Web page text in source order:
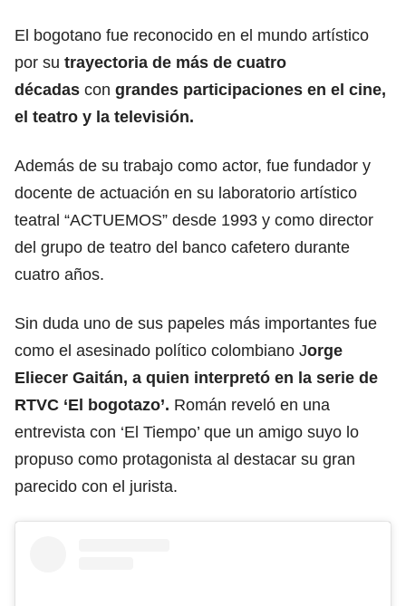
El bogotano fue reconocido en el mundo artístico
por su trayectoria de más de cuatro
décadas con grandes participaciones en el cine,
el teatro y la televisión.
Además de su trabajo como actor, fue fundador y
docente de actuación en su laboratorio artístico
teatral “ACTUEMOS” desde 1993 y como director
del grupo de teatro del banco cafetero durante
cuatro años.
Sin duda uno de sus papeles más importantes fue
como el asesinado político colombiano Jorge
Eliecer Gaitán, a quien interpretó en la serie de
RTVC ‘El bogotazo’. Román reveló en una
entrevista con ‘El Tiempo’ que un amigo suyo lo
propuso como protagonista al destacar su gran
parecido con el jurista.